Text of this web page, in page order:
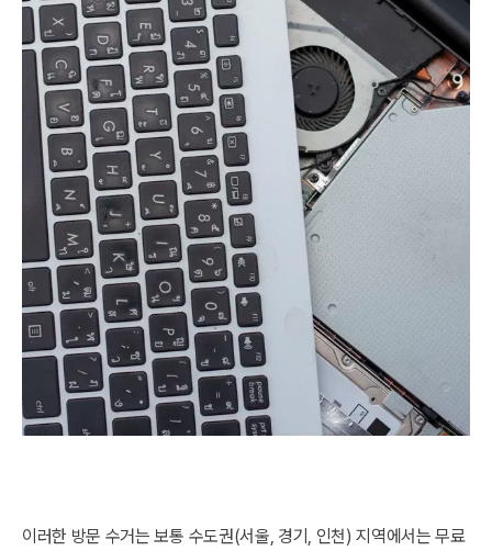
이러한 방문 수거는 보통 수도권(서울, 경기, 인천) 지역에서는 무료